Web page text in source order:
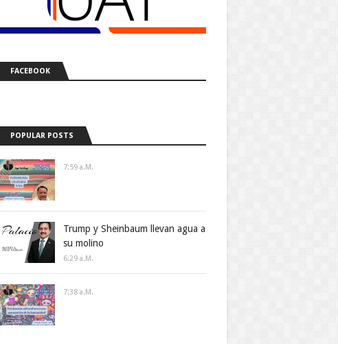
FACEBOOK
POPULAR POSTS
7:59 A.m.
Trump y Sheinbaum llevan agua a
su molino
6:29 A.m.
7:38 A.m.